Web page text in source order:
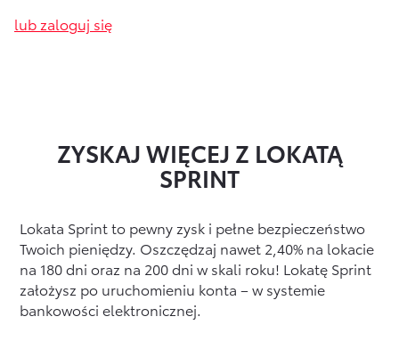
Opłaty i prowizje
Bezpieczeństwo
Często zadawane pytania
Formularz kontaktowy
Zobacz wszystkie
lub zaloguj się
ZYSKAJ WIĘCEJ Z LOKATĄ
SPRINT
Lokata Sprint to pewny zysk i pełne bezpieczeństwo
Twoich pieniędzy. Oszczędzaj nawet 2,40% na lokacie
na 180 dni oraz na 200 dni w skali roku! Lokatę Sprint
założysz po uruchomieniu konta – w systemie
bankowości elektronicznej.